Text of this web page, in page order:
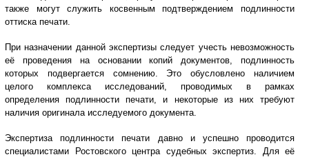
также могут служить косвенным подтверждением подлинности
оттиска печати.
При назначении данной экспертизы следует учесть невозможность
её проведения на основании копий документов, подлинность
которых подвергается сомнению. Это обусловлено наличием
целого комплекса исследований, проводимых в рамках
определения подлинности печати, и некоторые из них требуют
наличия оригинала исследуемого документа.
Экспертиза подлинности печати давно и успешно проводится
специалистами Ростовского центра судебных экспертиз. Для её